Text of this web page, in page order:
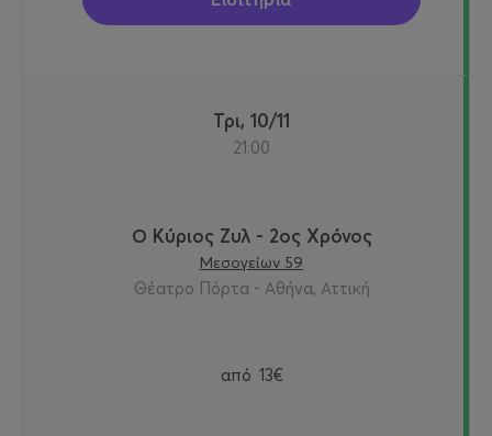
Τρι, 10/11
21:00
Ο Κύριος Ζυλ - 2ος Χρόνος
Μεσογείων 59
Θέατρο Πόρτα - Αθήνα, Αττική
από 13€